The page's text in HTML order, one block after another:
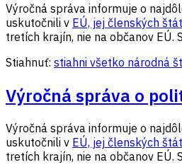
Výročná správa informuje o
uskutočnili v EÚ, jej členských
tretích krajín, nie na občanov EÚ.
Stiahnuť: stiahni všetko národná
Výročná správa o
Výročná správa informuje o
uskutočnili v EÚ, jej členských
tretích krajín, nie na občanov EÚ.